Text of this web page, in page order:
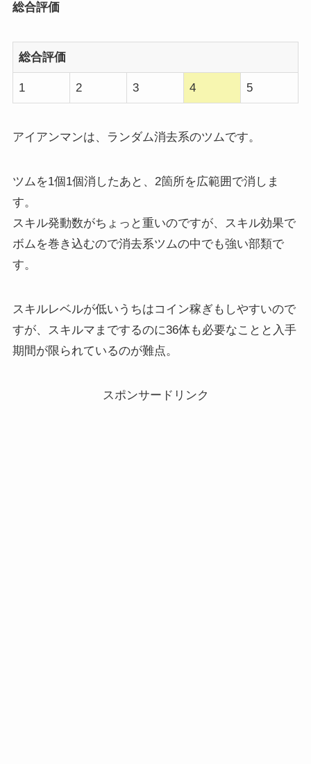
総合評価
総合評価
1 2 3 4 5
アイアンマンは、ランダム消去系のツムです。
ツムを1個1個消したあと、2箇所を広範囲で消しま
す。
スキル発動数がちょっと重いのですが、スキル効果で
ボムを巻き込むので消去系ツムの中でも強い部類で
す。
スキルレベルが低いうちはコイン稼ぎもしやすいので
すが、スキルマまでするのに36体も必要なことと入手
期間が限られているのが難点。
スポンサードリンク